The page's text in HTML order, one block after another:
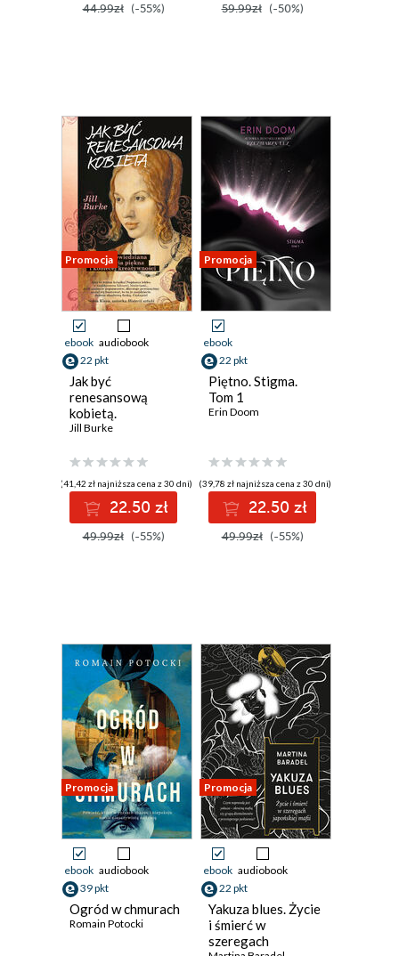
44.99zł (-55%) 59.99zł (-50%)
Promocja
ebook audiobook
22 pkt
Jak być
renesansową
kobietą.
Nieopowiedziana
kobiecej
kreatywności
Jill Burke
(41,42 zł najniższa cena z 30 dni)
22.50 zł
49.99zł (-55%)
Promocja
ebook
22 pkt
Piętno. Stigma.
Tom 1
Erin Doom
(39,78 zł najniższa cena z 30 dni)
22.50 zł
49.99zł (-55%)
Promocja
ebook audiobook
39 pkt
Ogród w chmurach
Romain Potocki
Promocja
ebook audiobook
22 pkt
Yakuza blues. Życie
i śmierć w
szeregach